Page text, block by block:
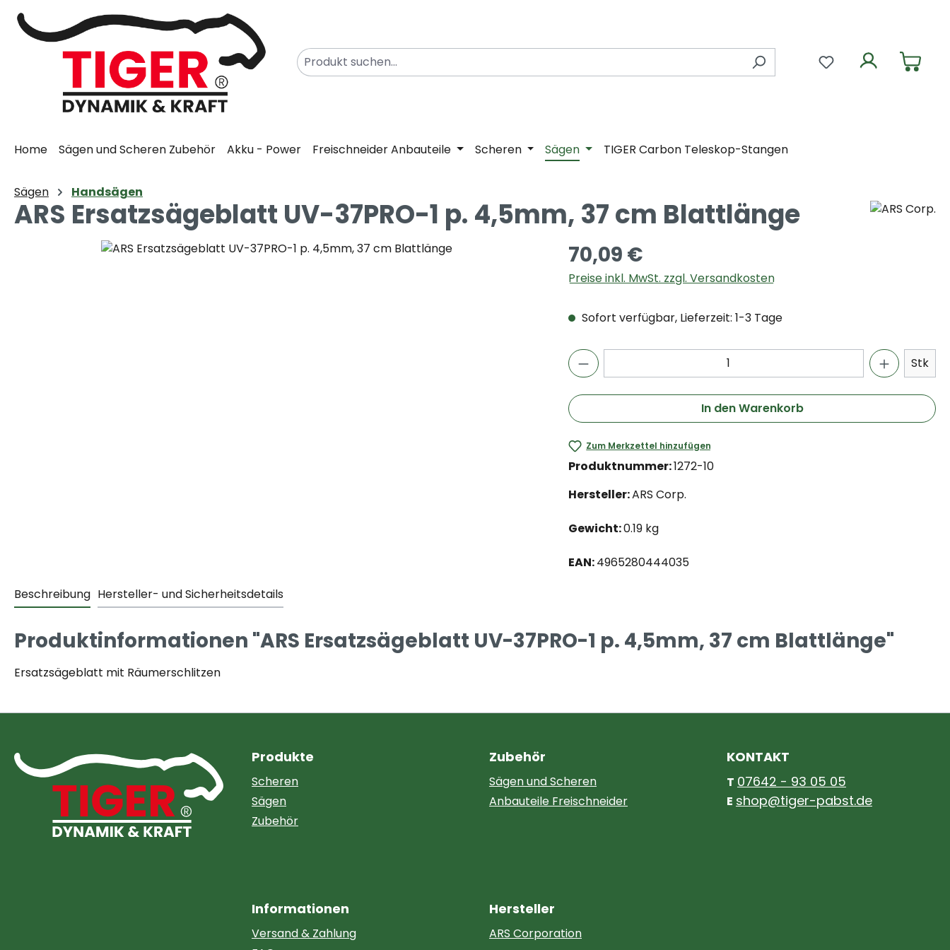
Hauptinhalt springen
Zur Suche springen
Zur Hauptnavigation springen
Du hast 0
Home Sägen und Scheren Zubehör Akku - Power Freischneider Anbauteile Scheren Sägen TIGER Carbon Teleskop-Stangen
Sägen Handsägen
ARS Ersatzsägeblatt UV-37PRO-1 p. 4,5mm, 37 cm Blattlänge
Bildergalerie überspringen 70,09 €
Preise inkl. MwSt. zzgl. Versandkosten
Sofort verfügbar, Lieferzeit: 1-3 Tage
Stk
In den Warenkorb
Zum Merkzettel hinzufügen
Produktnummer:1272-10
Hersteller:ARS Corp.
Gewicht:0.19 kg
EAN:4965280444035
Beschreibung Hersteller- und Sicherheitsdetails
Produktinformationen "ARS Ersatzsägeblatt UV-37PRO-1 p. 4,5mm, 37 cm Blattlänge"
Ersatzsägeblatt mit Räumerschlitzen
Produkte
Scheren
Sägen
Zubehör
Zubehör
Sägen und Scheren
Anbauteile Freischneider
KONTAKT
T 07642 - 93 05 05
E shop@tiger-pabst.de
Informationen
Versand & Zahlung
Hersteller
ARS Corporation